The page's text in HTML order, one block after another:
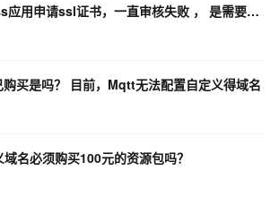
想问一下 serverless应用申请ssl证书，一直审核失败 ， 是需要自己购买域名绑定吗？ 如果
买是吗？ 目前，Mqtt无法配置自定义得域名
名必须购买100元的资源包吗？